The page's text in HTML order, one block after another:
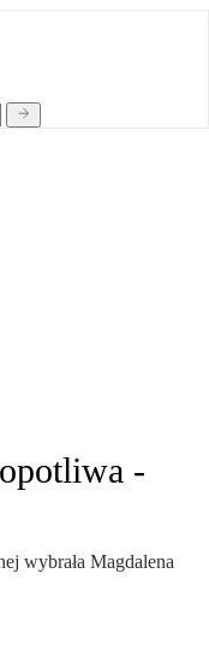
-
wybrała Magdalena